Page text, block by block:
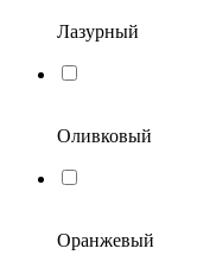
Лазурный
Оливковый
Оранжевый